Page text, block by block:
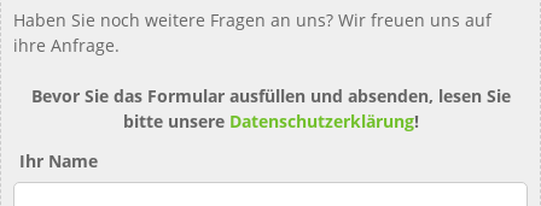
Haben Sie noch weitere Fragen an uns? Wir freuen uns auf
ihre Anfrage.
Bevor Sie das Formular ausfüllen und absenden, lesen Sie
bitte unsere Datenschutzerklärung!
Ihr Name